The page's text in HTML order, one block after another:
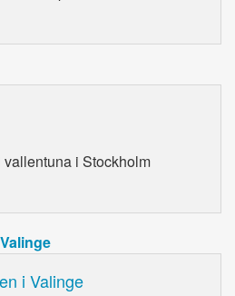
i Stockholm
i Valinge